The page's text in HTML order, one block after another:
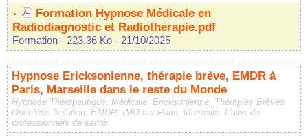
Formation Hypnose Médicale en
Radiodiagnostic et Radiotherapie.pdf
Formation - 223.36 Ko - 21/10/2025
Hypnose Ericksonienne, thérapie brève, EMDR à
Paris, Marseille dans le reste du Monde
Hypnose Thérapeutique, Médicale, Ericksonienne, Thérapies Brèves
Orientées Solution, EMDR, IMO sur Paris, Marseille. L'avis de
professionnels de santé